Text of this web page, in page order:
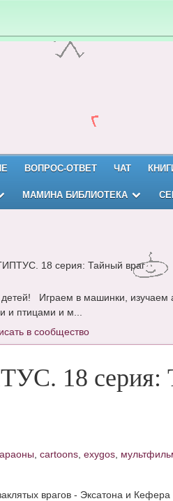
ВОПРОС-ОТВЕТ ЧАТ
МАМИНА БИБЛИОТЕКА
18 серия: Тайный враг
Играем в машинки, изучаем
и птицами и м...
в сообщество
18 серия:
cartoons exygos
врагов - Эксатона и